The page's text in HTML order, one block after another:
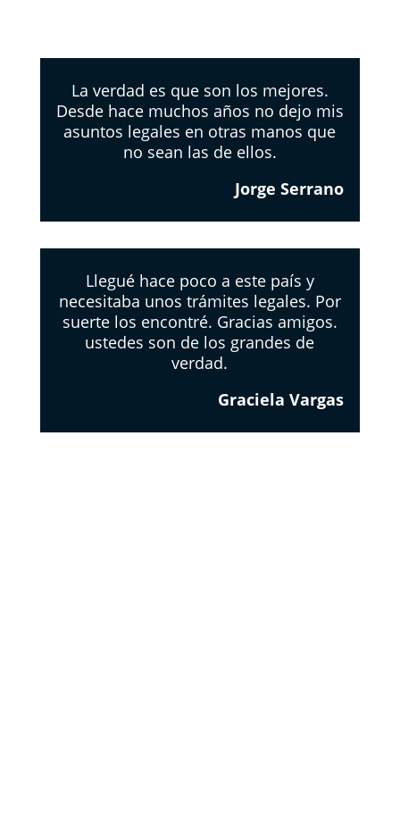
La verdad es que son los mejores.
Desde hace muchos años no dejo mis
asuntos legales en otras manos que
no sean las de ellos.
Jorge Serrano
Llegué hace poco a este país y
necesitaba unos trámites legales. Por
suerte los encontré. Gracias amigos.
ustedes son de los grandes de
verdad.
Graciela Vargas